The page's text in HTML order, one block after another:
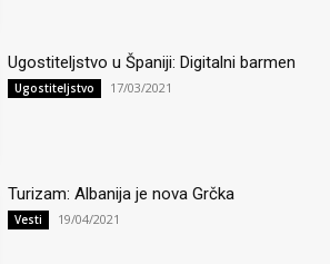
Ugostiteljstvo u Španiji: Digitalni barmen
Ugostiteljstvo 17/03/2021
Turizam: Albanija je nova Grčka
Vesti 19/04/2021